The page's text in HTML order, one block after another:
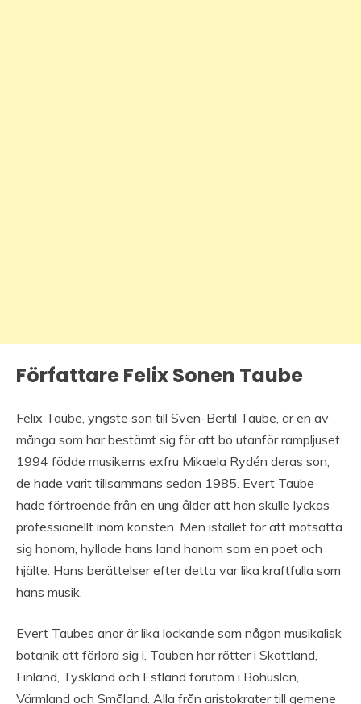
Författare Felix Sonen Taube
Felix Taube, yngste son till Sven-Bertil Taube, är en av
många som har bestämt sig för att bo utanför rampljuset.
1994 födde musikerns exfru Mikaela Rydén deras son;
de hade varit tillsammans sedan 1985. Evert Taube
hade förtroende från en ung ålder att han skulle lyckas
professionellt inom konsten. Men istället för att motsätta
sig honom, hyllade hans land honom som en poet och
hjälte. Hans berättelser efter detta var lika kraftfulla som
hans musik.
Evert Taubes anor är lika lockande som någon musikalisk
botanik att förlora sig i. Tauben har rötter i Skottland,
Finland, Tyskland och Estland förutom i Bohuslän,
Värmland och Småland. Alla från aristokrater till gemene